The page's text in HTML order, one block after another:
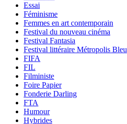
Essai
Féminisme
Femmes en art contemporain
Festival du nouveau cinéma
Festival Fantasia
Festival littéraire Métropolis Bleu
FIFA
FIL
Filministe
Foire Papier
Fonderie Darling
FTA
Humour
Hybrides